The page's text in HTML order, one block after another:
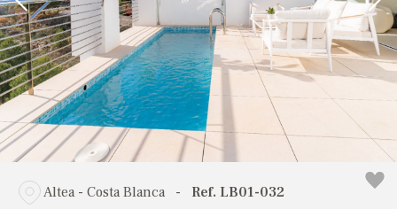
Murla
Pedreguer
Pego
Sagra
Valencia
Liria
Llíber
Moraira
Murla
Pedreguer
Pego
Todos
1 baño
2 baños
3+
4+
5+
Estado de la propiedad
Todas las propiedades
Solo reventas
Altea - Costa Blanca - Ref. LB01-032